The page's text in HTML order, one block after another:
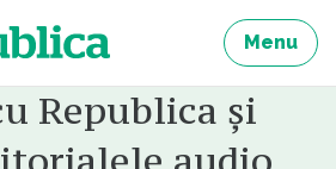
Menu
Republica și